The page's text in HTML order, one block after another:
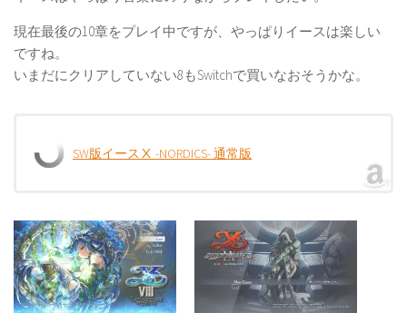
現在最後の10章をプレイ中ですが、やっぱりイースは楽しい
ですね。
いまだにクリアしていない8もSwitchで買いなおそうかな。
SW版イースⅩ -NORDICS- 通常版